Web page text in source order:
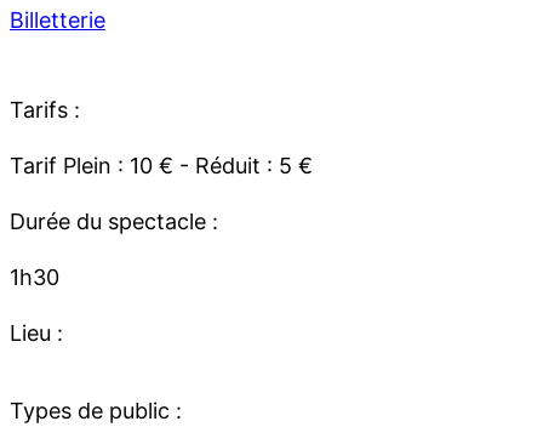
Billetterie
Tarifs :
Tarif Plein : 10 € - Réduit : 5 €
Durée du spectacle :
1h30
Lieu :
Types de public :